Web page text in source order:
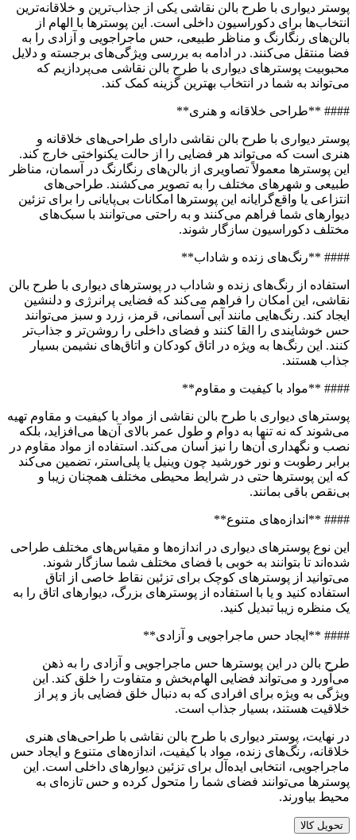
پوستر دیواری با طرح بالن نقاشی یکی از جذاب‌ترین و خلاقانه‌ترین
انتخاب‌ها برای دکوراسیون داخلی است. این پوسترها با الهام از
بالن‌های رنگارنگ و مناظر طبیعی، حس ماجراجویی و آزادی را به
فضا منتقل می‌کنند. در ادامه به بررسی ویژگی‌های برجسته و دلایل
محبوبیت پوسترهای دیواری با طرح بالن نقاشی می‌پردازیم که
می‌تواند به شما در انتخاب بهترین گزینه کمک کند.
#### **طراحی خلاقانه و هنری**
پوستر دیواری با طرح بالن نقاشی دارای طراحی‌های خلاقانه و
هنری است که می‌تواند هر فضایی را از حالت یکنواختی خارج کند.
این پوسترها معمولاً تصاویری از بالن‌های رنگارنگ در آسمان، مناظر
طبیعی و شهرهای مختلف را به تصویر می‌کشند. طراحی‌های
انتزاعی یا واقع‌گرایانه این پوسترها امکانات بی‌پایانی را برای تزئین
دیوارهای شما فراهم می‌کنند و به راحتی می‌توانند با سبک‌های
مختلف دکوراسیون سازگار شوند.
#### **رنگ‌های زنده و شاداب**
استفاده از رنگ‌های زنده و شاداب در پوسترهای دیواری با طرح بالن
نقاشی، این امکان را فراهم می‌کند که فضایی پرانرژی و دلنشین
ایجاد کند. رنگ‌هایی مانند آبی آسمانی، قرمز، زرد و سبز می‌توانند
حس خوشایندی را القا کنند و فضای داخلی را روشن‌تر و جذاب‌تر
کنند. این رنگ‌ها به ویژه در اتاق کودکان و اتاق‌های نشیمن بسیار
جذاب هستند.
#### **مواد با کیفیت و مقاوم**
پوسترهای دیواری با طرح بالن نقاشی از مواد با کیفیت و مقاوم تهیه
می‌شوند که نه تنها به دوام و طول عمر بالای آن‌ها می‌افزاید، بلکه
نصب و نگهداری آن‌ها را نیز آسان می‌کند. استفاده از مواد مقاوم در
برابر رطوبت و نور خورشید چون وینیل یا پلی‌استر، تضمین می‌کند
که این پوسترها حتی در شرایط محیطی مختلف همچنان زیبا و
بی‌نقص باقی بمانند.
#### **اندازه‌های متنوع**
این نوع پوسترهای دیواری در اندازه‌ها و مقیاس‌های مختلف طراحی
شده‌اند تا بتوانند به خوبی با فضای مختلف شما سازگار شوند.
می‌توانید از پوسترهای کوچک برای تزئین نقاط خاصی از اتاق
استفاده کنید و یا با استفاده از پوسترهای بزرگ، دیوارهای اتاق را به
یک منظره زیبا تبدیل کنید.
#### **ایجاد حس ماجراجویی و آزادی**
طرح بالن در این پوسترها حس ماجراجویی و آزادی را به ذهن
می‌آورد و می‌تواند فضایی الهام‌بخش و متفاوت را خلق کند. این
ویژگی به ویژه برای افرادی که به دنبال خلق فضایی باز و پر از
خلاقیت هستند، بسیار جذاب است.
در نهایت، پوستر دیواری با طرح بالن نقاشی با طراحی‌های هنری
خلاقانه، رنگ‌های زنده، مواد با کیفیت، اندازه‌های متنوع و ایجاد حس
ماجراجویی، انتخابی ایده‌آل برای تزئین دیوارهای داخلی است. این
پوسترها می‌توانند فضای شما را متحول کرده و حس تازه‌ای به
محیط بیاورند.
تحویل کالا